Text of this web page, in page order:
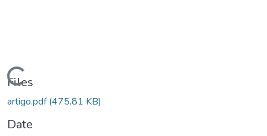
Files
artigo.pdf(475.81 KB)
Date